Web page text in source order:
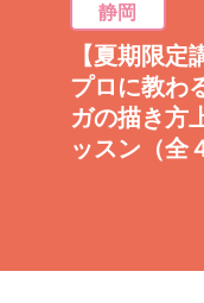
静岡
【夏期限定
プロに教わ
ガの描き方
ッスン（全